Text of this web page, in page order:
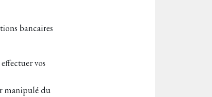
bancaires
vos
manipulé du